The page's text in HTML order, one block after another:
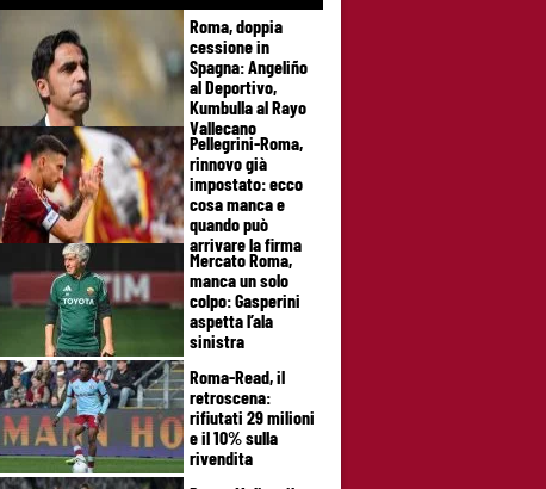
Roma, doppia
cessione in
Spagna: Angeliño
al Deportivo,
Kumbulla al Rayo
Vallecano
Pellegrini-Roma,
rinnovo già
impostato: ecco
cosa manca e
quando può
arrivare la firma
Mercato Roma,
manca un solo
colpo: Gasperini
aspetta l’ala
sinistra
Roma-Read, il
retroscena:
rifiutati 29 milioni
e il 10% sulla
rivendita